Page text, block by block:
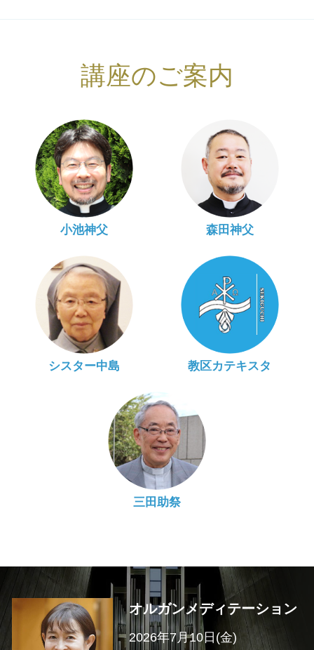
講座のご案内
小池神父 森田神父
シスター中島 教区カテキスタ
三田助祭
オルガンメディテーション
2026年7月10日(金)